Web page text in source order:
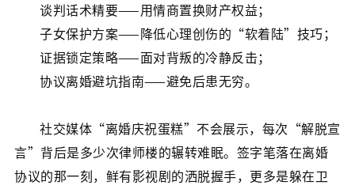
谈判话术精要——用情商置换财产权益；
子女保护方案——降低心理创伤的“软着陆”技巧；
证据锁定策略——面对背叛的冷静反击；
协议离婚避坑指南——避免后患无穷。
社交媒体“离婚庆祝蛋糕”不会展示，每次“解脱宣
言”背后是多少次律师楼的辗转难眠。签字笔落在离婚
协议的那一刻，鲜有影视剧的洒脱握手，更多是躲在卫